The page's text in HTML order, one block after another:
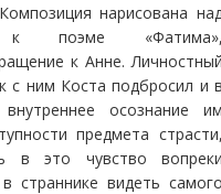
нарисована
к поэме
к Анне.
с ним Коста подбросил и
осознание
предмета
в это чувство
страннике видеть